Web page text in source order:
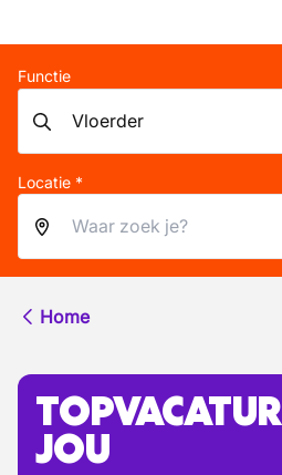
Functie
Locatie *
Home
JOU